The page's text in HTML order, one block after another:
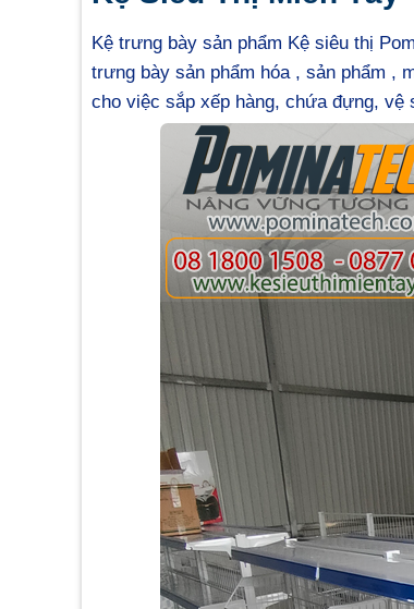
Kệ trưng bày sản phẩm Kệ siêu thị
trưng bày sản phẩm hóa , sản phẩm ,
cho việc sắp xếp hàng, chứa đựng, vệ